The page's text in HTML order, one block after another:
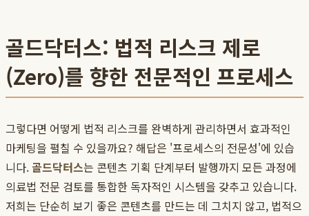
골드닥터스: 법적 리스크 제로
(Zero)를 향한 전문적인 프로세스
그렇다면 어떻게 법적 리스크를 완벽하게 관리하면서 효과적인
마케팅을 펼칠 수 있을까요? 해답은 '프로세스의 전문성'에 있습
니다. 골드닥터스는 콘텐츠 기획 단계부터 발행까지 모든 과정에
의료법 전문 검토를 통합한 독자적인 시스템을 갖추고 있습니다.
저희는 단순히 보기 좋은 콘텐츠를 만드는 데 그치지 않고, 법적으